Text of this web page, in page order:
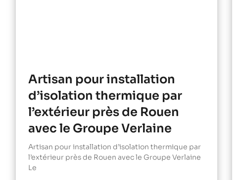
Artisan pour installation
d’isolation thermique par
l’extérieur près de Rouen
avec le Groupe Verlaine
Artisan pour installation d’isolation thermique par
l’extérieur près de Rouen avec le Groupe Verlaine
Le